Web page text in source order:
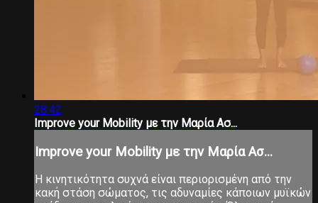
28:42
Improve your Mobility με την Μαρία Ασ...
Improve your Mobility με την Μαρία Ασ...
Η κινητικότητα συχνά είναι περιορισμένη από την
κακή στάση σώματος, τις αδυναμίες κάποιων μυϊκών